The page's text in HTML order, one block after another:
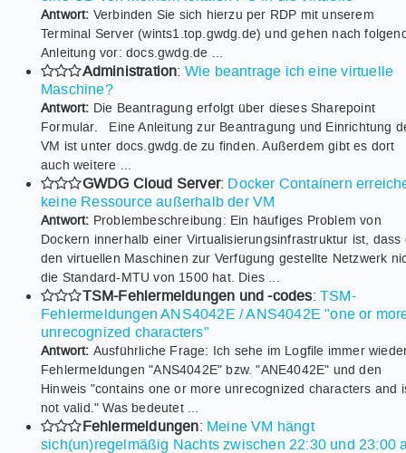
Antwort: Verbinden Sie sich hierzu per RDP mit unserem
Terminal Server (wints1.top.gwdg.de) und gehen nach
Anleitung vor: docs.gwdg.de ...
Administration: Wie beantrage ich eine virtuelle
Maschine?
Antwort: Die Beantragung erfolgt über dieses Sharepoint
Formular. Eine Anleitung zur Beantragung und Einrichtung
VM ist unter docs.gwdg.de zu finden. Außerdem gibt es dort
auch weitere ...
GWDG Cloud Server: Docker Containern
keine Ressource außerhalb der VM
Antwort: Problembeschreibung: Ein häufiges Problem von
Dockern innerhalb einer Virtualisierungsinfrastruktur ist, dass
den virtuellen Maschinen zur Verfügung gestellte Netzwerk
die Standard-MTU von 1500 hat. Dies ...
TSM-Fehlermeldungen und -codes:TSM-
Fehlermeldungen ANS4042E / ANS4042E "one or
unrecognized characters"
Antwort: Ausführliche Frage: Ich sehe im Logfile immer
Fehlermeldungen "ANS4042E" bzw. "ANE4042E" und den
Hinweis "contains one or more unrecognized characters and
not valid." Was bedeutet ...
Fehlermeldungen: Meine VM hängt
sich(un)regelmäßig Nachts zwischen 22:30 und 23:00